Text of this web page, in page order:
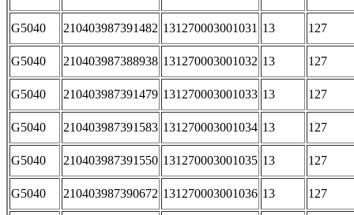
G5040 210403987391482 131270003001031 13 127
G5040 210403987388938 131270003001032 13 127
G5040 210403987391479 131270003001033 13 127
G5040 210403987391583 131270003001034 13 127
G5040 210403987391550 131270003001035 13 127
G5040 210403987390672 131270003001036 13 127